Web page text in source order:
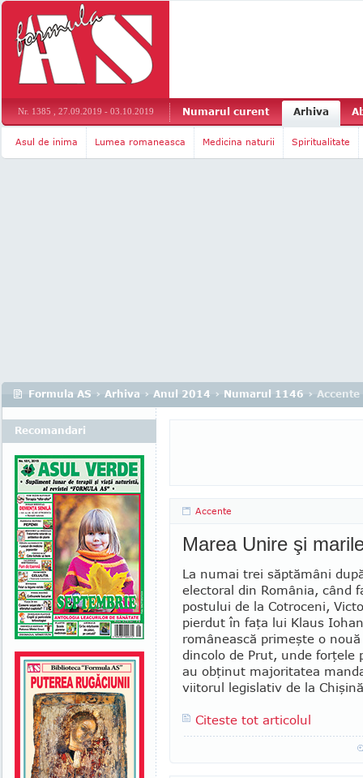
Nr. 1385 , 27.09.2019 - 03.10.2019 Numarul curent Arhiva
Asul de inima Lumea romaneasca Medicina naturii Spiritualitate
Formula AS › Arhiva › Anul 2014 › Numarul 1146 › Accente
Accente
Marea Unire şi
La numai trei săptămâni
electoral din România, când
postului de la Cotroceni,
pierdut în faţa lui Klaus
românească primeşte o
dincolo de Prut, unde forţele
au obţinut majoritatea
viitorul legislativ de la
Citeste tot articolul
Recomandari